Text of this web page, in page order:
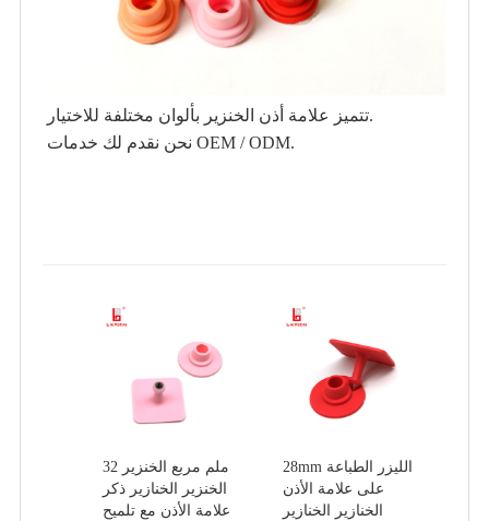
تتميز علامة أذن الخنزير بألوان مختلفة للاختيار.
نحن نقدم لك خدمات OEM / ODM.
32 ملم مربع الخنزير
الخنزير الخنازير ذكر
علامة الأذن مع تلميح
28mm الليزر الطباعة
على علامة الأذن
الخنازير الخنازير